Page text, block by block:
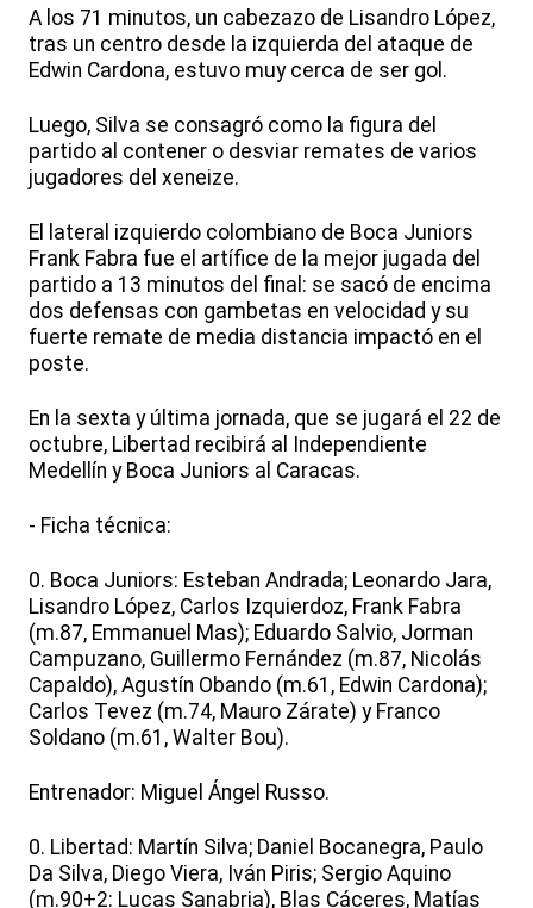
A los 71 minutos, un cabezazo de Lisandro López,
tras un centro desde la izquierda del ataque de
Edwin Cardona, estuvo muy cerca de ser gol.
Luego, Silva se consagró como la figura del
partido al contener o desviar remates de varios
jugadores del xeneize.
El lateral izquierdo colombiano de Boca Juniors
Frank Fabra fue el artífice de la mejor jugada del
partido a 13 minutos del final: se sacó de encima
dos defensas con gambetas en velocidad y su
fuerte remate de media distancia impactó en el
poste.
En la sexta y última jornada, que se jugará el 22 de
octubre, Libertad recibirá al Independiente
Medellín y Boca Juniors al Caracas.
- Ficha técnica:
0. Boca Juniors: Esteban Andrada; Leonardo Jara,
Lisandro López, Carlos Izquierdoz, Frank Fabra
(m.87, Emmanuel Mas); Eduardo Salvio, Jorman
Campuzano, Guillermo Fernández (m.87, Nicolás
Capaldo), Agustín Obando (m.61, Edwin Cardona);
Carlos Tevez (m.74, Mauro Zárate) y Franco
Soldano (m.61, Walter Bou).
Entrenador: Miguel Ángel Russo.
0. Libertad: Martín Silva; Daniel Bocanegra, Paulo
Da Silva, Diego Viera, Iván Piris; Sergio Aquino
(m.90+2: Lucas Sanabria), Blas Cáceres, Matías